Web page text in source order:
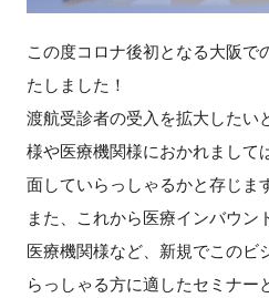
ニュース・掲示板
LINK-Jを知る
施設・アクセス
この度コロナ後初となる大阪で
たしました！
渡航受診者の受入を拡大したい
様や医療機関様におかれまして
面していらっしゃるかと存じま
また、これから医療インバウン
医療機関様など、新規でこのビ
らっしゃる方に適したセミナー